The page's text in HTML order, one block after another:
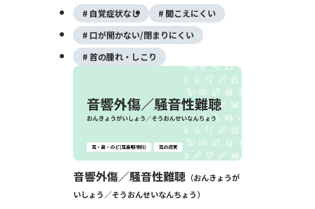
し、あごのふくらみや歯のぐらつきで気づか
れますが、放置すると顔の変形やしびれ、が
んの場合は命に関わることもあるため、早期
の受診と診断が大切です。
自覚症状なし
聞こえにくい
口が開かない/閉まりにくい
首の腫れ・しこり
音響外傷／騒音性難聴
おんきょうが
いしょう／そうおんせいなんちょう